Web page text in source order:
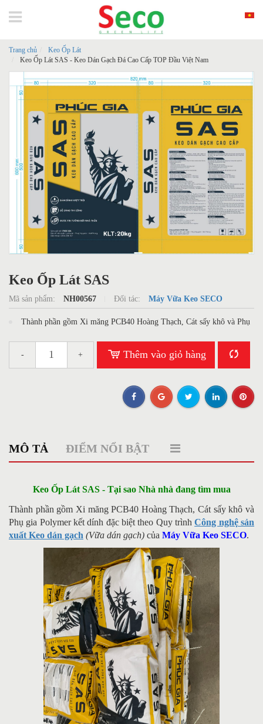
Trang chủ
Keo Ốp Lát
Keo Ốp Lát SAS - Keo Dán Gạch Đá Cao Cấp TOP Đầu Việt Nam
Keo Ốp Lát SAS
Mã sản phẩm: NH00567 Đối tác: Máy Vữa Keo SECO
Thành phần gồm Xi măng PCB40 Hoàng Thạch, Cát sấy khô và Phụ
dán gạch của Máy Vữa Keo SECO.
-
+ Thêm vào giỏ hàng
MÔ TẢ ĐIỂM NỔI BẬT
Keo Ốp Lát SAS - Tại sao Nhà nhà đang tìm mua
Thành phần gồm Xi măng PCB40 Hoàng Thạch, Cát sấy khô và
Phụ gia Polymer kết dính đặc biệt theo Quy trìnhCông nghệ sản
xuất Keo dán gạch (Vữa dán gạch) của Máy Vữa Keo SECO.